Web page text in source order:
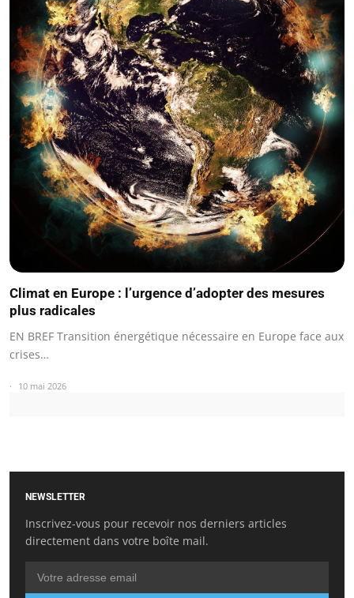
Climat en Europe : l’urgence d’adopter des mesures
plus radicales
EN BREF Transition énergétique nécessaire en Europe face aux
crises…
10 mai 2026
NEWSLETTER
Inscrivez-vous pour recevoir nos derniers articles
directement dans votre boîte mail.